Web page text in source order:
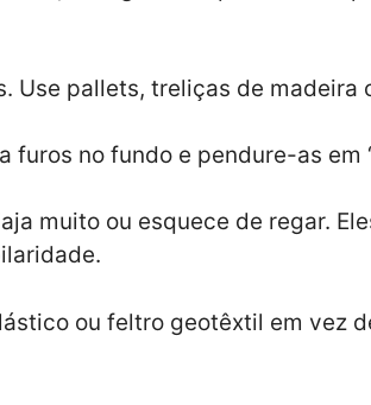
Use pallets, treliças de
furos no fundo e pendure-as em
muito ou esquece de regar.
ou feltro geotêxtil em vez